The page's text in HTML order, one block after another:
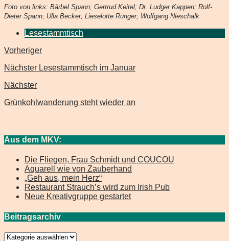
Foto von links: Bärbel Spann; Gertrud Keitel; Dr. Ludger Kappen; Rolf-
Dieter Spann; Ulla Becker; Lieselotte Rünger; Wolfgang Nieschalk
Lesestammtisch
Vorheriger
Nächster Lesestammtisch im Januar
Nächster
Grünkohlwanderung steht wieder an
Aus dem MKV:
Die Fliegen, Frau Schmidt und COUCOU
Aquarell wie von Zauberhand
„Geh aus, mein Herz“
Restaurant Strauch’s wird zum Irish Pub
Neue Kreativgruppe gestartet
Beitragsarchiv
Beitragsarchiv